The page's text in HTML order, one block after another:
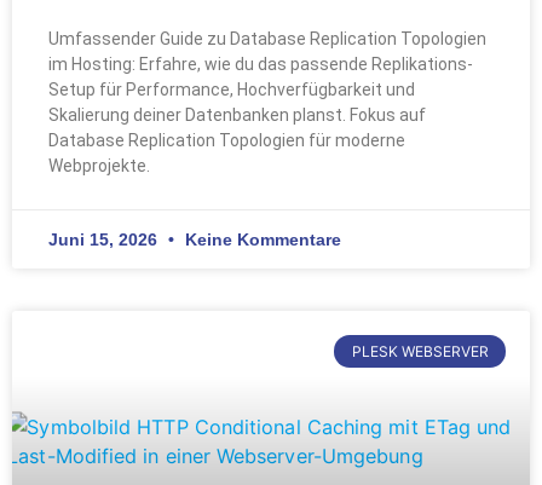
Umfassender Guide zu Database Replication Topologien
im Hosting: Erfahre, wie du das passende Replikations-
Setup für Performance, Hochverfügbarkeit und
Skalierung deiner Datenbanken planst. Fokus auf
Database Replication Topologien für moderne
Webprojekte.
Juni 15, 2026 Keine Kommentare
PLESK WEBSERVER